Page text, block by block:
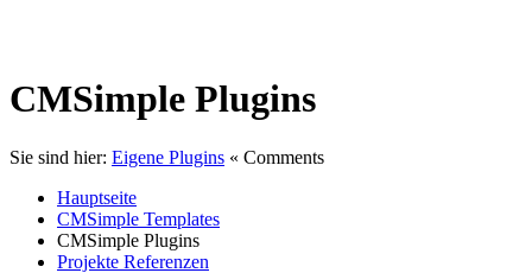
CMSimple Plugins
Sie sind hier: Eigene Plugins « Comments
Hauptseite
CMSimple Templates
CMSimple Plugins
Projekte Referenzen